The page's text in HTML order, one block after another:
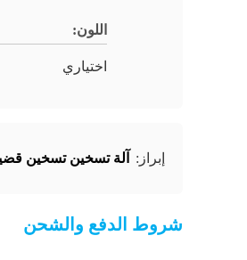
اللون:
اختياري
إبراز: آلة تسخين تسخين
شروط الدفع والشحن